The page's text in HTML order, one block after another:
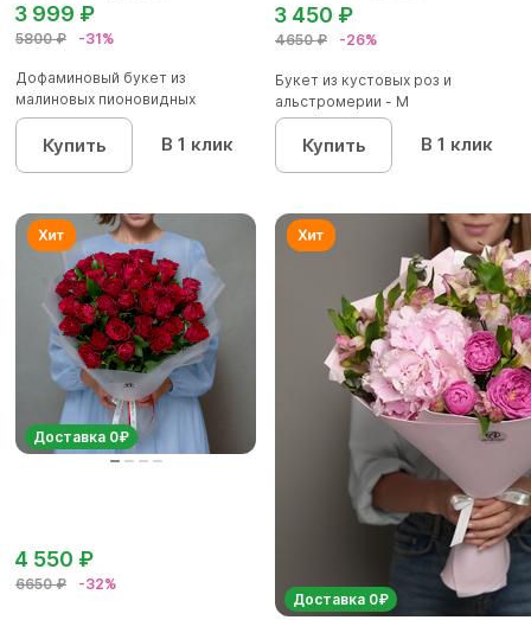
5800 ₽ -31%
3 999 ₽
Дофаминовый букет из
малиновых пионовидных
кустовых роз...
Купить В 1 клик
4650 ₽ -26%
3 450 ₽
Букет из кустовых роз и
альстромерии - М
Купить В 1 клик
Доставка 0₽
6650 ₽ -32%
4 550 ₽
Доставка 0₽